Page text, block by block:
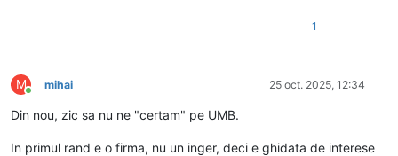
1
M
Conectat
mihai 25 oct. 2025, 12:34
Din nou, zic sa nu ne "certam" pe UMB.
In primul rand e o firma, nu un inger, deci e ghidata de interese